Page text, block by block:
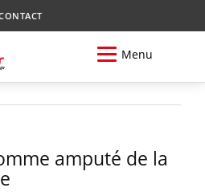
Menu
amputé de la